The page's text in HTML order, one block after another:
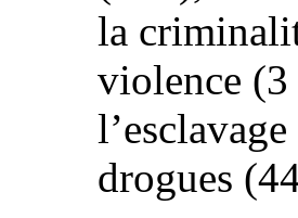
la
violence (3
drogues